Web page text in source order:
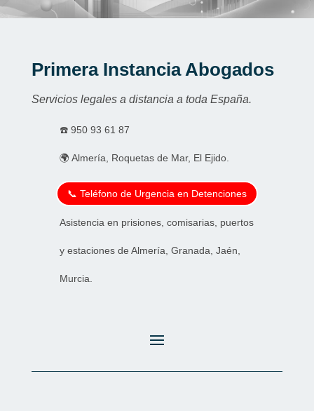
Primera Instancia Abogados
Servicios legales a distancia a toda España.
☎️ 950 93 61 87
🌍 Almería, Roquetas de Mar, El Ejido.
📞 Teléfono de Urgencia en Detenciones
Asistencia en prisiones, comisarias, puertos
y estaciones de Almería, Granada, Jaén,
Murcia.